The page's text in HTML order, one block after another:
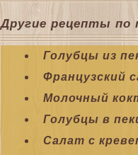
Другие рецепты по
Голубцы из
Французский
Молочный
Голубцы в
Салат с